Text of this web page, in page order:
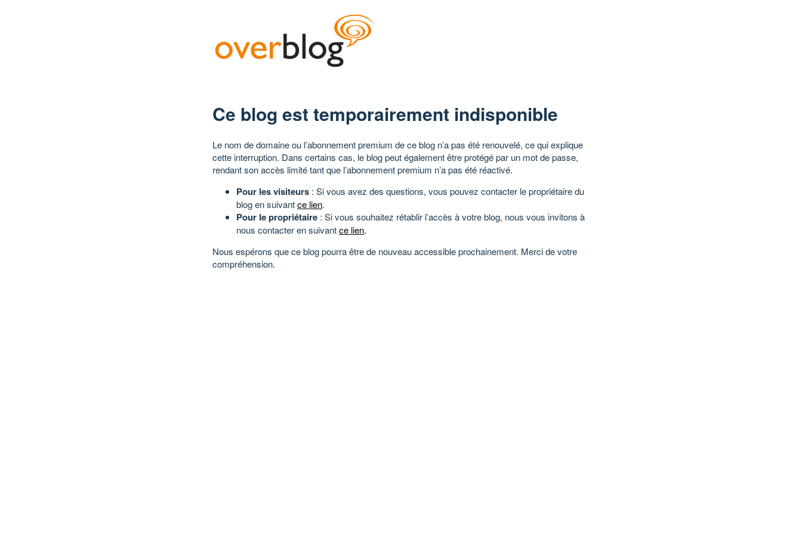
Ce blog est temporairement indisponible
Le nom de domaine ou l’abonnement premium de ce blog n’a pas été renouvelé, ce qui explique
cette interruption. Dans certains cas, le blog peut également être protégé par un mot de passe,
rendant son accès limité tant que l’abonnement premium n’a pas été réactivé.
Pour les visiteurs : Si vous avez des questions, vous pouvez contacter le propriétaire du
blog en suivantce lien.
Pour le propriétaire : Si vous souhaitez rétablir l’accès à votre blog, nous vous invitons à
nous contacter en suivantce lien.
Nous espérons que ce blog pourra être de nouveau accessible prochainement. Merci de votre
compréhension.